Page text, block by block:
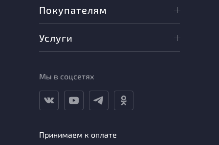
Покупателям
Услуги
Мы в соцсетях
Принимаем к оплате